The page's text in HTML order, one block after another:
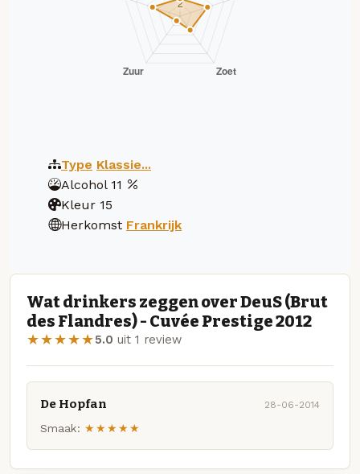
Type Klassie...
Alcohol 11
Kleur 15
Herkomst Frankrijk
Wat drinkers zeggen over DeuS (Brut
des Flandres) - Cuvée Prestige 2012
★★★★★5.0 uit 1 review
De Hopfan 28-06-2014
Smaak: ★★★★★